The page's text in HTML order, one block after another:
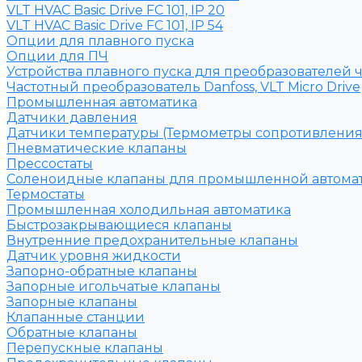
VLT HVAC Basic Drive FC 101, IP 20
VLT HVAC Basic Drive FC 101, IP 54
Опции для плавного пуска
Опции для ПЧ
Устройства плавного пуска для преобразователей
Частотный преобразователь Danfoss, VLT Micro Drive
Промышленная автоматика
Датчики давления
Датчики температуры (Термометры
Пневматические клапаны
Прессостаты
Соленоидные клапаны для промышленной
Термостаты
Промышленная холодильная автоматика
Быстрозакрывающиеся клапаны
Внутренние предохранительные клапаны
Датчик уровня жидкости
Запорно-обратные клапаны
Запорные игольчатые клапаны
Запорные клапаны
Клапанные станции
Обратные клапаны
Перепускные клапаны